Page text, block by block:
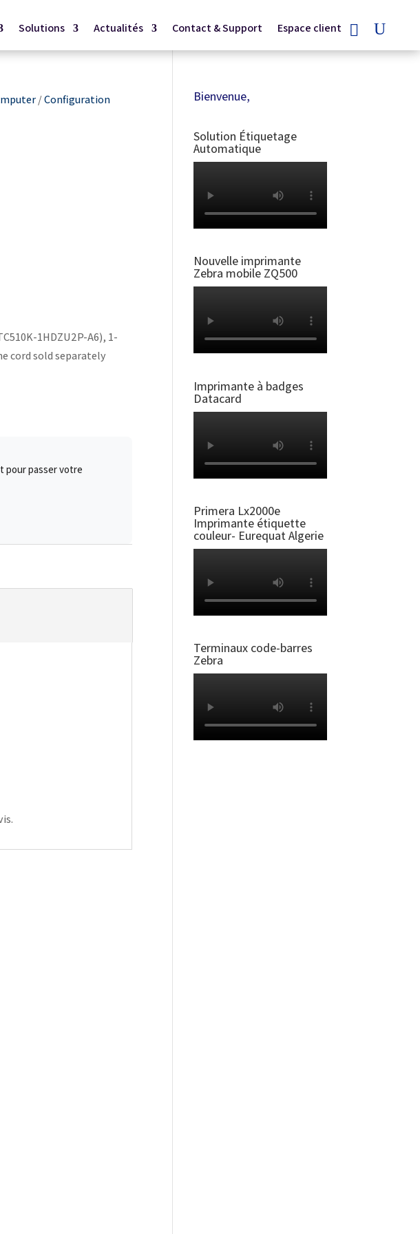
Solutions Actualités Contact & Support Espace client
/Configuration
1HDZU2P-A6), 1-
cord sold separately
pour passer votre
Bienvenue,
Solution Étiquetage
Automatique
Nouvelle imprimante
Zebra mobile ZQ500
Imprimante à badges
Datacard
Primera Lx2000e
Imprimante étiquette
couleur- Eurequat Algerie
Terminaux code-barres
Zebra